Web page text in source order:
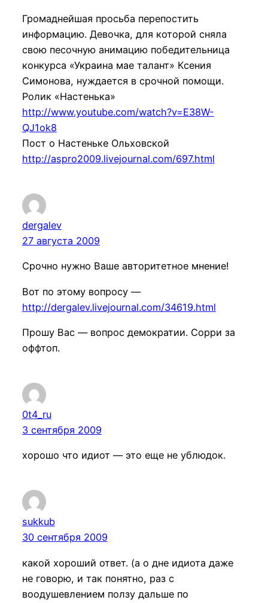
Громаднейшая просьба перепостить
информацию. Девочка, для которой сняла
свою песочную анимацию победительница
конкурса «Украина мае талант» Ксения
Симонова, нуждается в срочной помощи.
Ролик «Настенька»
http://www.youtube.com/watch?v=E38W-
QJ1ok8
Пост о Настеньке Ольховской
http://aspro2009.livejournal.com/697.html
dergalev
27 августа 2009
Срочно нужно Ваше авторитетное мнение!
Вот по этому вопросу —
http://dergalev.livejournal.com/34619.html
Прошу Вас — вопрос демократии. Сорри за
оффтоп.
0t4_ru
3 сентября 2009
хорошо что идиот — это еще не ублюдок.
sukkub
30 сентября 2009
какой хороший ответ. (а о дне идиота даже
не говорю, и так понятно, раз с
воодушевлением ползу дальше по